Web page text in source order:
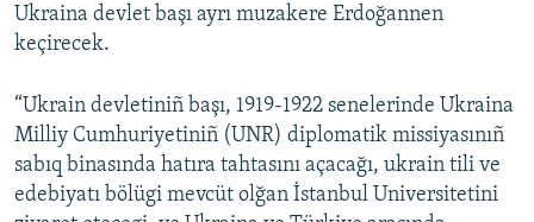
Ukraina devlet başı ayrı muzakere Erdoğannen
keçirecek.
“Ukrain devletiniñ başı, 1919-1922 senelerinde Ukraina
Milliy Cumhuriyetiniñ (UNR) diplomatik missiyasınıñ
sabıq binasında hatıra tahtasını açacağı, ukrain tili ve
edebiyatı bölügi mevcüt olğan İstanbul Universitetini